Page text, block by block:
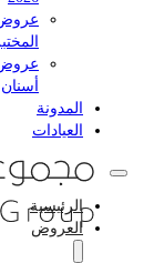
عروض
المختبر
عروض
أسنان
المدونة
العيادات
الرئيسية
العروض